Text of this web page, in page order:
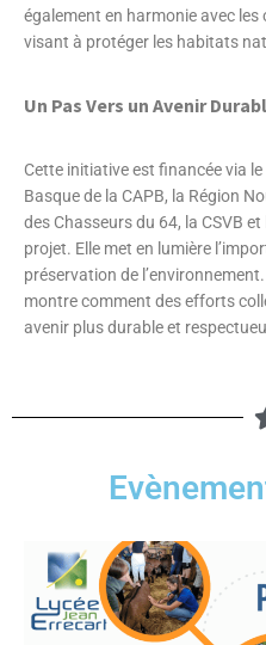
également en harmonie avec
visant à protéger les habitats
Un Pas Vers un Avenir
Cette initiative est financée via
Basque de la CAPB, la Région
des Chasseurs du 64, la CSVB
projet. Elle met en lumière
préservation de
montre comment des efforts
avenir plus durable et